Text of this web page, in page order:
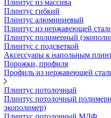
Плинтус из массива
Плинтус гибкий
Плинтус алюминиевый
Плинтус из нержавеющей
Плинтус полимерный
Плинтус с подсветкой
Аксессуары к напольным
Порожки, профиля
Профиль из нержавеющей
Плинтус потолочный
Плинтус потолочный
экополимер)
Плинтус потолочный МДФ